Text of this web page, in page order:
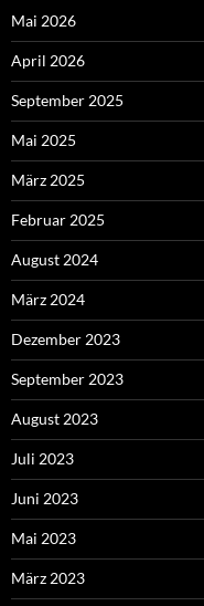
Mai 2026
April 2026
September 2025
Mai 2025
März 2025
Februar 2025
August 2024
März 2024
Dezember 2023
September 2023
August 2023
Juli 2023
Juni 2023
Mai 2023
März 2023